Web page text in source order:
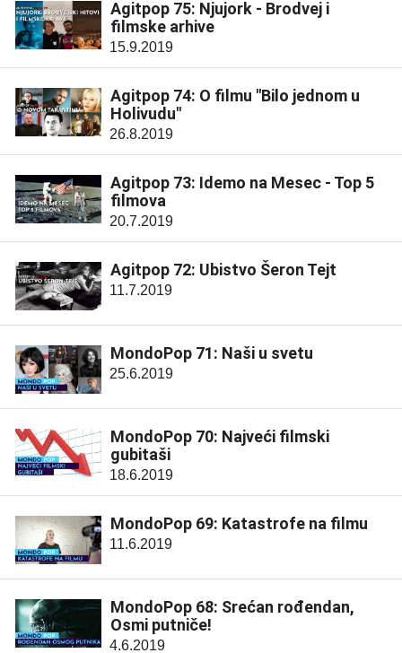
Agitpop 75: Njujork - Brodvej i
filmske arhive
15.9.2019
Agitpop 74: O filmu "Bilo jednom u
Holivudu"
26.8.2019
Agitpop 73: Idemo na Mesec - Top 5
filmova
20.7.2019
Agitpop 72: Ubistvo Šeron Tejt
11.7.2019
MondoPop 71: Naši u svetu
25.6.2019
MondoPop 70: Najveći filmski
gubitaši
18.6.2019
MondoPop 69: Katastrofe na filmu
11.6.2019
MondoPop 68: Srećan rođendan,
Osmi putniče!
4.6.2019